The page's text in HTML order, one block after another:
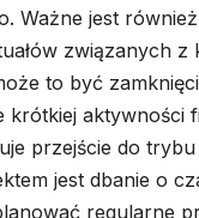
Ważne jest również
związanych z
to być
krótkiej aktywności
przejście do
jest dbanie o
regularne